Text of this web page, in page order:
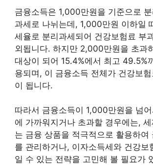
금융소득은 1,000만원을 기준으로
과세로 나뉘는데, 1,000만원 이하일
세율로 분리과세되어 건강보험료 부
외됩니다. 하지만 2,000만원을 초과
대상이 되어 15.4%에서 최고 49.5%
용되며, 이 금융소득 전체가 건강보
이 됩니다.
따라서 금융소득이 1,000만원을 넘
에 가까워지거나 초과할 경우에는,
는 금융 상품을 적극적으로 활용하여
를 관리하거나, 이자소득세와 건강보
일 수 있는 전략을 고민해 볼 필요가